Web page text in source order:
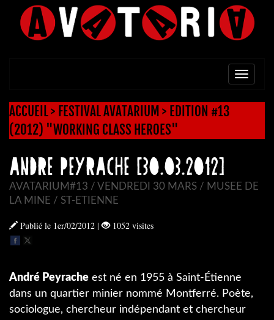
ACCUEIL> FESTIVAL AVATARIUM > EDITION #13
(2012) "WORKING CLASS HEROES"
ANDRE PEYRACHE [30.03.2012]
AVATARIUM#13 / VENDREDI 30 MARS / MUSEE DE
LA MINE / ST-ETIENNE
Publié le 1er/02/2012 | 1052 visites
André Peyrache est né en 1955 à Saint-Étienne
dans un quartier minier nommé Montferré. Poète,
sociologue, chercheur indépendant et chercheur